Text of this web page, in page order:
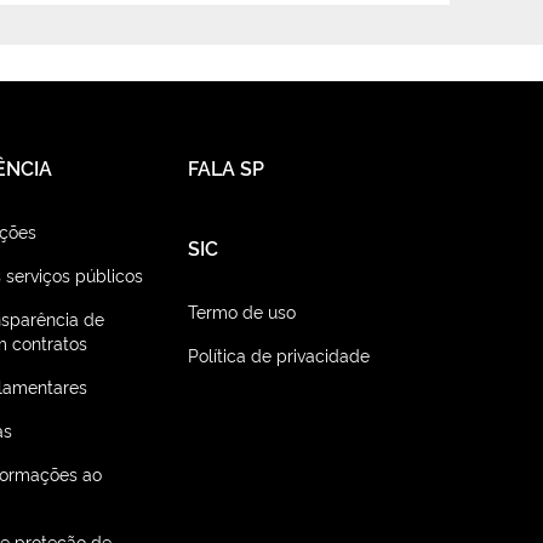
serviços públicos
de
contratos
ao
FALA SP
SIC
Termo de uso
Política de privacidade